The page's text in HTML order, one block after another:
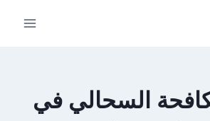
السحالي في